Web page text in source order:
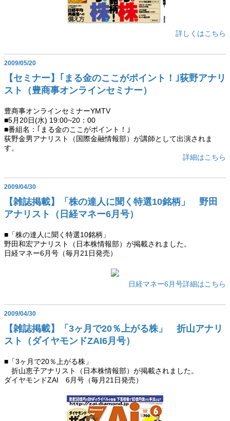
詳しくはこちら
2009/05/20
【セミナー】｢まる金のここがポイント！｣荻野アナリ
スト（豊商事オンラインセミナー）
豊商事オンラインセミナーYMTV
■5月20日(水) 19:00~20：00
■番組名：｢まる金のここがポイント！｣
荻野金男アナリスト（国際金融情報部）が講師として出演されま
す。
詳細はこちら
2009/04/30
【雑誌掲載】「株の達人に聞く特選10銘柄」 野田
アナリスト（日経マネー6月号）
■「株の達人に聞く特選10銘柄」
野田和宏アナリスト（日本株情報部）が掲載されました。
日経マネー6月号（毎月21日発売）
日経マネー6月号詳細はこちら
2009/04/30
【雑誌掲載】「3ヶ月で20％上がる株」 折山アナリ
スト（ダイヤモンドZAI6月号）
■「3ヶ月で20％上がる株」
折山恵子アナリスト（日本株情報部）が掲載されました。
ダイヤモンドZAI 6月号（毎月21日発売）